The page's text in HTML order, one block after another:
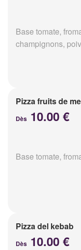
Base tomate,
champignons,
Pizza fruits de
Dès 10.00 €
Base tomate,
Pizza del kebab
Dès 10.00 €